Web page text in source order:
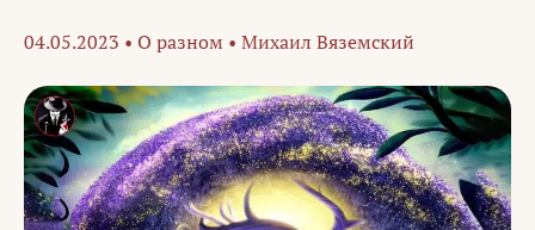
04.05.2023 • О разном • Михаил Вяземский